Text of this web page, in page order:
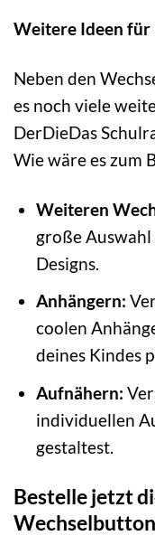
Weitere Ideen
Neben den
es noch viele
DerDieDas
Wie wäre es zum
Weiteren
große
Designs.
Anhängern:
coolen
deines Kindes
Aufnähern:
individuellen
gestaltest.
Bestelle jetzt